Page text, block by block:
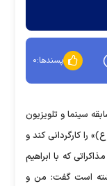
پسندها:۰
سینما و تلویزیون
را کارگردانی کند و
که با ابراهیم
است گفت: من و